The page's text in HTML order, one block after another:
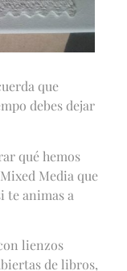
que
debes dejar
qué hemos
Media que
te animas a
lienzos
de libros,